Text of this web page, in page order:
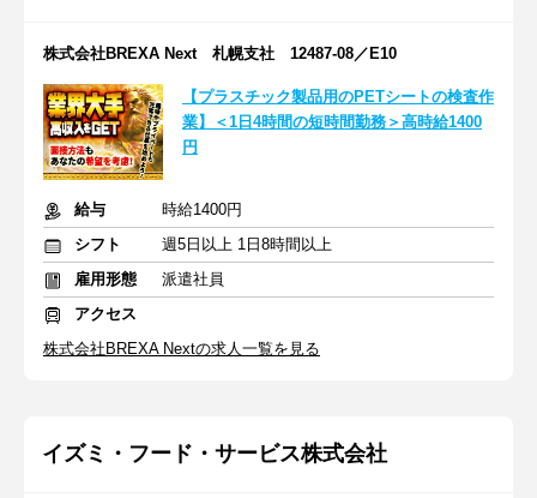
株式会社BREXA Next 札幌支社 12487-08／E10
【プラスチック製品用のPETシートの検査作
業】＜1日4時間の短時間勤務＞高時給1400
円
給与
時給1400円
シフト
週5日以上 1日8時間以上
雇用形態
派遣社員
アクセス
株式会社BREXA Nextの求人一覧を見る
イズミ・フード・サービス株式会社